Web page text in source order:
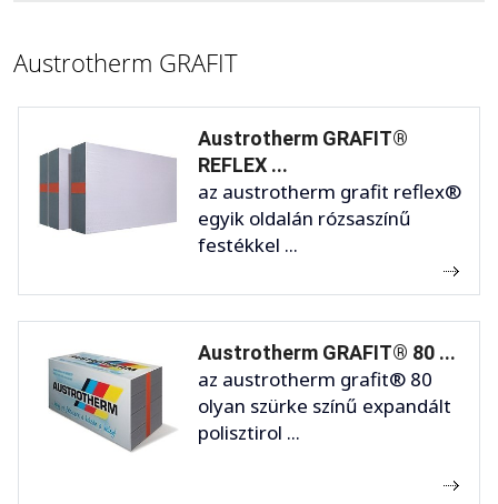
Austrotherm GRAFIT
Austrotherm GRAFIT®
REFLEX ...
az austrotherm grafit reflex®
egyik oldalán rózsaszínű
festékkel ...
Austrotherm GRAFIT® 80 ...
az austrotherm grafit® 80
olyan szürke színű expandált
polisztirol ...